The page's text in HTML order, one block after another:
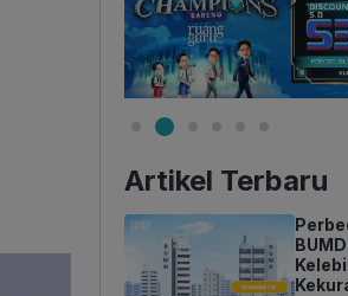
Artikel Terbaru